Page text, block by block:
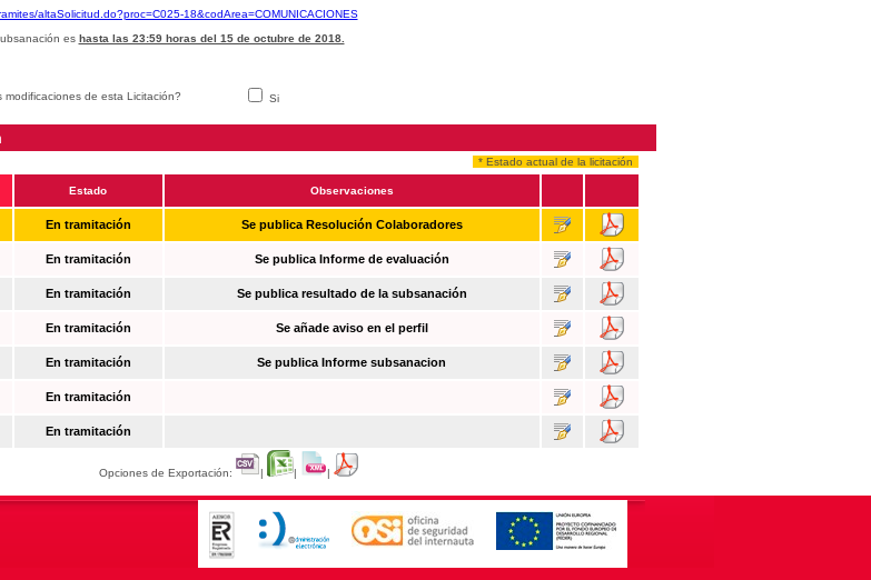
altaSolicitud.do?proc=C025-18&codArea=COMUNICACIONES
es hasta las 23:59 horas del 15 de octubre de 2018.
modificaciones de esta Licitación? Si
* Estado actual de la licitación
Estado Observaciones
En tramitación Se publica Resolución Colaboradores
En tramitación Se publica Informe de evaluación
En tramitación Se publica resultado de la subsanación
En tramitación Se añade aviso en el perfil
En tramitación Se publica Informe subsanacion
En tramitación
En tramitación
Opciones de Exportación: | | |